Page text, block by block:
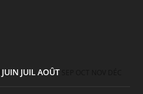
JUIN JUIL AOÛT